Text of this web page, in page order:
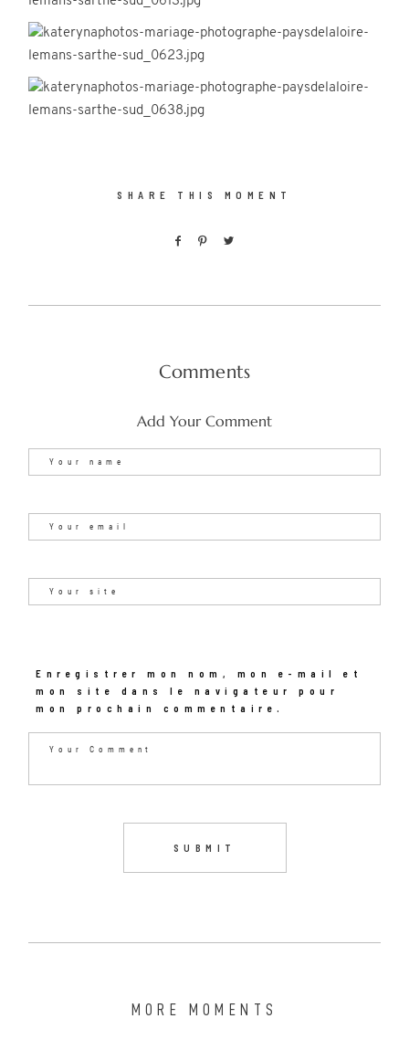
SHARE THIS MOMENT
Comments
Add Your Comment
Enregistrer mon nom, mon e-mail et
mon site dans le navigateur pour
mon prochain commentaire.
MORE MOMENTS